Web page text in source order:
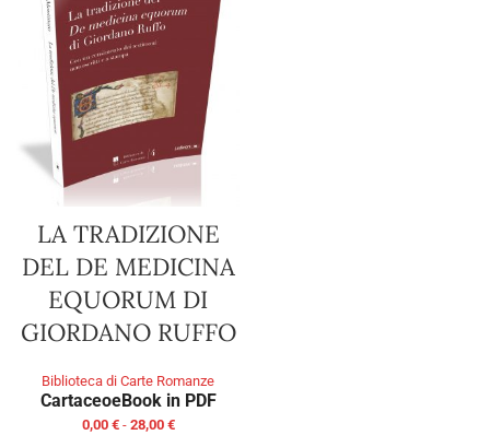
LA TRADIZIONE
DEL DE MEDICINA
EQUORUM DI
GIORDANO RUFFO
Biblioteca di Carte Romanze
CartaceoeBook in PDF
0,00 € - 28,00 €